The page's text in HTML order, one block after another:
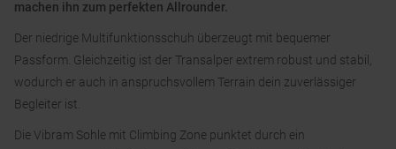
machen ihn zum perfekten Allrounder.
Der niedrige Multifunktionsschuh überzeugt mit bequemer
Passform. Gleichzeitig ist der Transalper extrem robust und stabil,
wodurch er auch in anspruchsvollem Terrain dein zuverlässiger
Begleiter ist.
Die Vibram Sohle mit Climbing Zone punktet durch ein